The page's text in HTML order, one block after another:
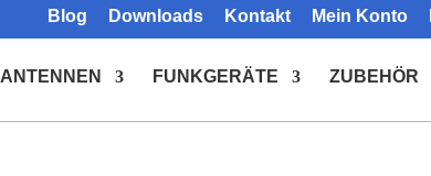
Blog Downloads Kontakt Mein Konto
ANTENNEN FUNKGERÄTE ZUBEHÖR
Products